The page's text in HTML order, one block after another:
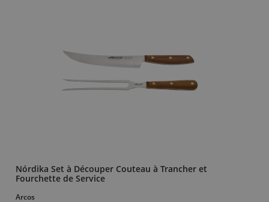
Nórdika Set à Découper Couteau à Trancher et
Fourchette de Service
Arcos